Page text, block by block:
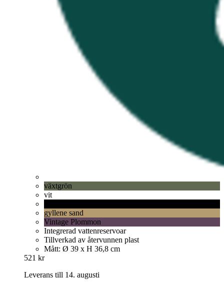
växtgrön
vit
gyllene sand
Vintage Plommon
Integrerad vattenreservoar
Tillverkad av återvunnen plast
Mått: Ø 39 x H 36,8 cm
521 kr
Leverans till 14. augusti